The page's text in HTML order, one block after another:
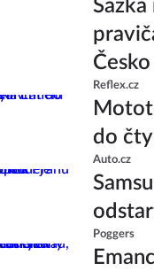
Reflex.cz
do
Auto.cz
Poggers